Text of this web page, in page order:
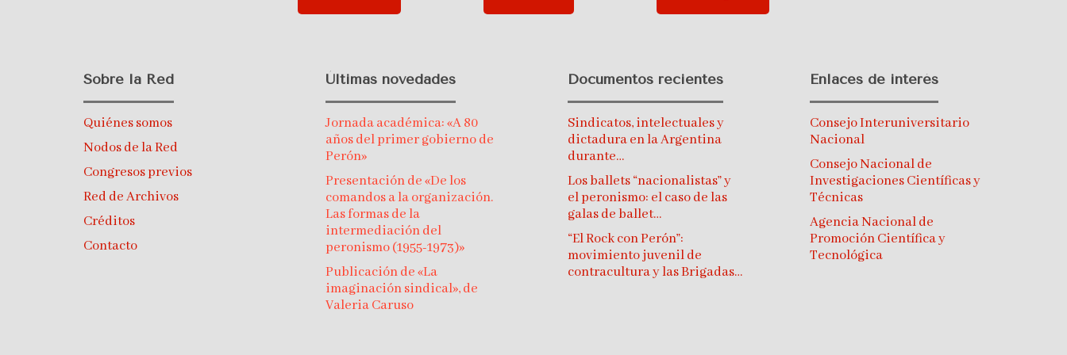
Sobre la Red
Quiénes somos
Nodos de la Red
Congresos previos
Red de Archivos
Créditos
Contacto
Últimas novedades
Jornada académica: «A 80
años del primer gobierno de
Perón»
Presentación de «De los
comandos a la organización.
Las formas de la
intermediación del
peronismo (1955-1973)»
Publicación de «La
imaginación sindical», de
Valeria Caruso
Documentos recientes
Sindicatos, intelectuales y
dictadura en la Argentina
durante…
Los ballets “nacionalistas” y
el peronismo: el caso de las
galas de ballet…
“El Rock con Perón”:
movimiento juvenil de
contracultura y las Brigadas…
Enlaces de interés
Consejo Interuniversitario
Nacional
Consejo Nacional de
Investigaciones Científicas y
Técnicas
Agencia Nacional de
Promoción Científica y
Tecnológica